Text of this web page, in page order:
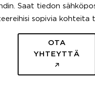
Saat tiedon
sopivia kohteita
OTA
YHTEYTTÄ